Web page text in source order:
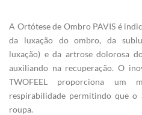
A Ortótese de Ombro PAVIS é
da luxação do ombro, da
luxação) e da artrose dolorosa
auxiliando na recuperação. O
TWOFEEL proporciona um
respirabilidade permitindo que o
roupa.